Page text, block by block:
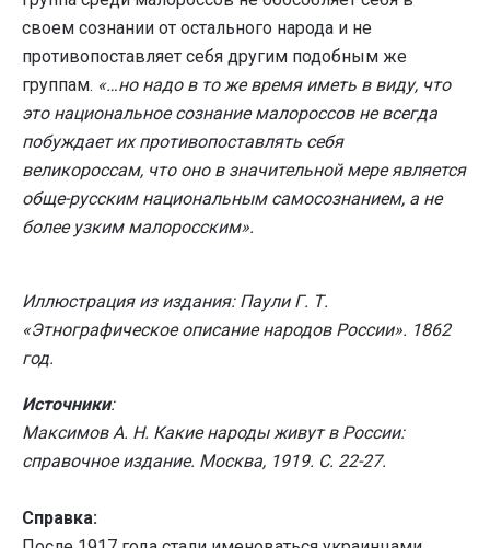
своем сознании от остального народа и не
противопоставляет себя другим подобным же
группам. «…но надо в то же время иметь в виду, что
это национальное сознание малороссов не всегда
побуждает их противопоставлять себя
великороссам, что оно в значительной мере является
обще-русским национальным самосознанием, а не
более узким малоросским».
Иллюстрация из издания: Паули Г. Т.
«Этнографическое описание народов России». 1862
год.
Источники:
Максимов А. Н. Какие народы живут в России:
справочное издание. Москва, 1919. С. 22-27.
Справка: